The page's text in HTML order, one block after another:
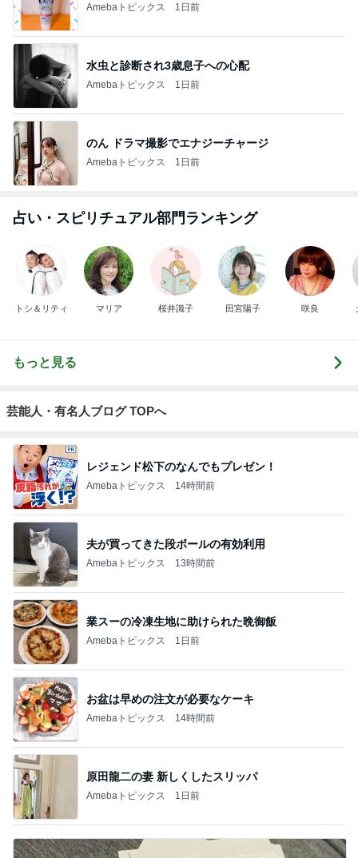
Amebaトピックス 1日前
水虫と診断され3歳息子への心配
Amebaトピックス 1日前
のん ドラマ撮影でエナジーチャージ
Amebaトピックス 1日前
占い・スピリチュアル部門ランキング
トシ＆リティ マリア 桜井識子 田宮陽子 咲良
もっと見る
芸能人・有名人ブログ TOPへ
レジェンド松下のなんでもプレゼン！
Amebaトピックス 14時間前
夫が買ってきた段ボールの有効利用
Amebaトピックス 13時間前
業スーの冷凍生地に助けられた晩御飯
Amebaトピックス 1日前
お盆は早めの注文が必要なケーキ
Amebaトピックス 14時間前
原田龍二の妻 新しくしたスリッパ
Amebaトピックス 1日前